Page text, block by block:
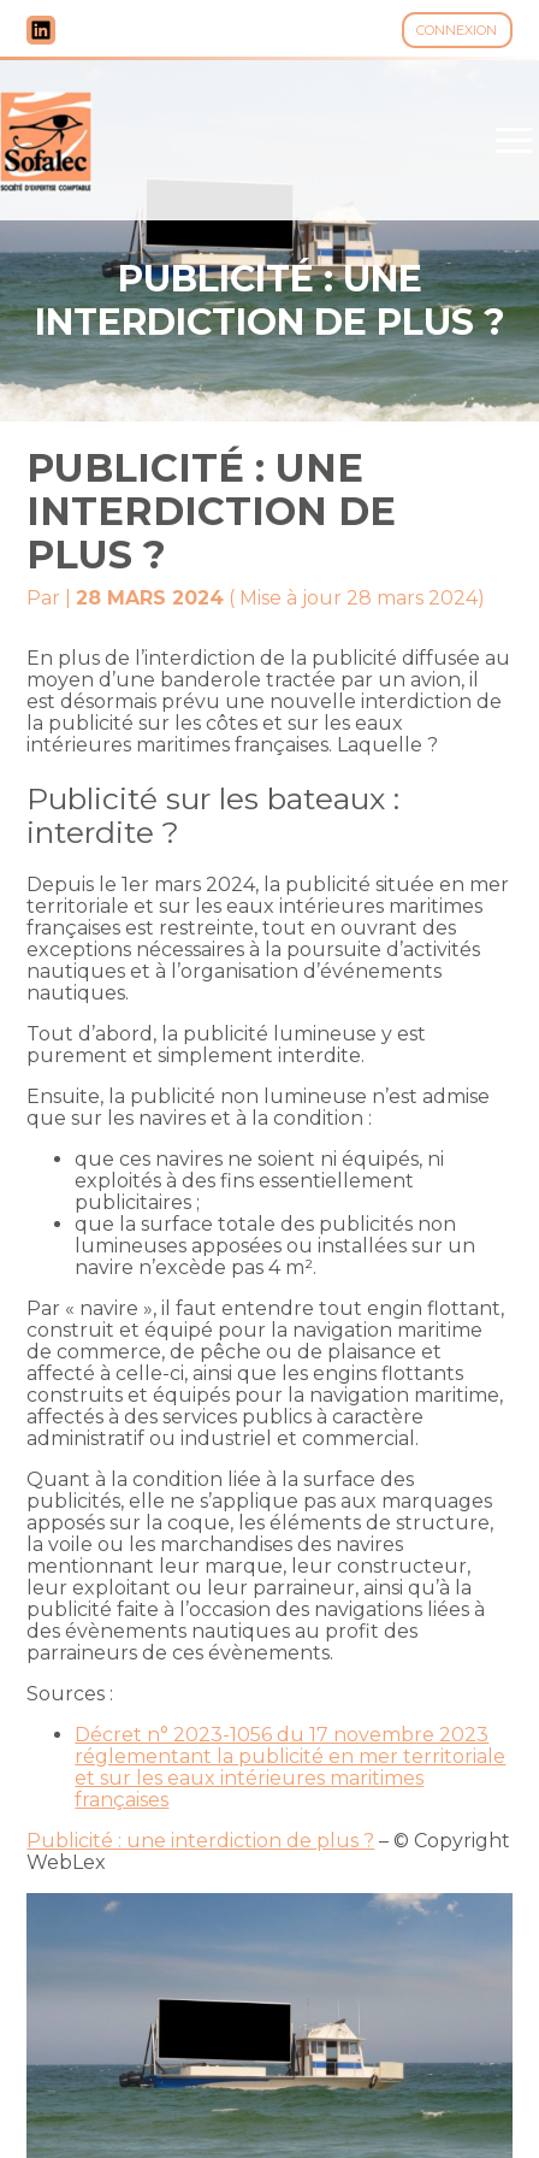
CONNEXION
Aller
au
contenu
PUBLICITÉ : UNE
INTERDICTION DE PLUS ?
PUBLICITÉ : UNE
INTERDICTION DE
PLUS ?
Par 28 MARS 2024 ( Mise à jour 28 mars 2024)
En plus de l’interdiction de la publicité diffusée au
moyen d’une banderole tractée par un avion, il
est désormais prévu une nouvelle interdiction de
la publicité sur les côtes et sur les eaux
intérieures maritimes françaises. Laquelle ?
Publicité sur les bateaux :
interdite ?
Depuis le 1er mars 2024, la publicité située en mer
territoriale et sur les eaux intérieures maritimes
françaises est restreinte, tout en ouvrant des
exceptions nécessaires à la poursuite d’activités
nautiques et à l’organisation d’événements
nautiques.
Tout d’abord, la publicité lumineuse y est
purement et simplement interdite.
Ensuite, la publicité non lumineuse n’est admise
que sur les navires et à la condition :
que ces navires ne soient ni équipés, ni
exploités à des fins essentiellement
publicitaires ;
que la surface totale des publicités non
lumineuses apposées ou installées sur un
navire n’excède pas 4 m².
Par « navire », il faut entendre tout engin flottant,
construit et équipé pour la navigation maritime
de commerce, de pêche ou de plaisance et
affecté à celle-ci, ainsi que les engins flottants
construits et équipés pour la navigation maritime,
affectés à des services publics à caractère
administratif ou industriel et commercial.
Quant à la condition liée à la surface des
publicités, elle ne s’applique pas aux marquages
apposés sur la coque, les éléments de structure,
la voile ou les marchandises des navires
mentionnant leur marque, leur constructeur,
leur exploitant ou leur parraineur, ainsi qu’à la
publicité faite à l’occasion des navigations liées à
des évènements nautiques au profit des
parraineurs de ces évènements.
Sources :
Décret n° 2023-1056 du 17 novembre 2023
réglementant la publicité en mer territoriale
et sur les eaux intérieures maritimes
françaises
Publicité : une interdiction de plus ? – © Copyright
WebLex